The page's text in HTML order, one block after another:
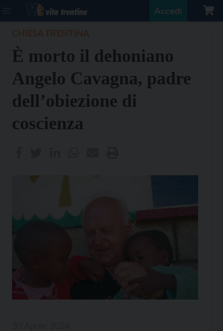
Accedi
È morto il dehoniano
Angelo Cavagna, padre
dell’obiezione di
coscienza